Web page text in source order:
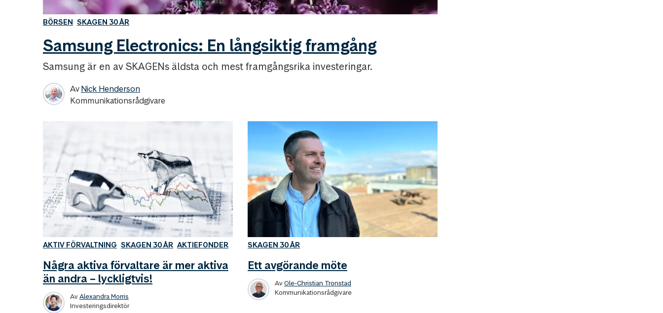
BÖRSEN SKAGEN 30 ÅR
Samsung Electronics: En långsiktig framgång
Samsung är en av SKAGENs äldsta och mest framgångsrika investeringar.
AvNick Henderson
Kommunikationsrådgivare
AKTIV FÖRVALTNING SKAGEN 30 ÅR AKTIEFONDER
Några aktiva förvaltare är mer aktiva
än andra – lyckligtvis!
AvAlexandra Morris
Investeringsdirektör
SKAGEN 30 ÅR
Ett avgörande möte
AvOle-Christian Tronstad
Kommunikationsrådgivare